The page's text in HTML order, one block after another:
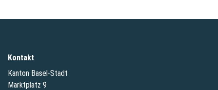
Kontakt
Kanton Basel-Stadt
Marktplatz 9